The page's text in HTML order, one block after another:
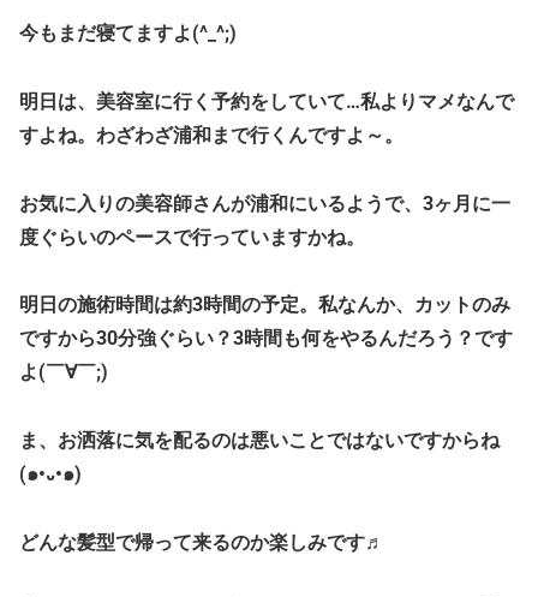
今もまだ寝てますよ(^_^;)
明日は、美容室に行く予約をしていて…私よりマメなんで
すよね。わざわざ浦和まで行くんですよ～。
お気に入りの美容師さんが浦和にいるようで、3ヶ月に一
度ぐらいのペースで行っていますかね。
明日の施術時間は約3時間の予定。私なんか、カットのみ
ですから30分強ぐらい？3時間も何をやるんだろう？です
よ(￣∀￣;)
ま、お洒落に気を配るのは悪いことではないですからね
(๑•᎑•๑)
どんな髪型で帰って来るのか楽しみです♬